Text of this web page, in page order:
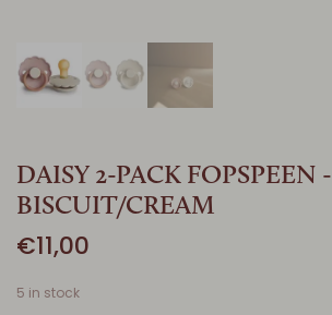
DAISY 2-PACK FOPSPEEN -
BISCUIT/CREAM
€11,00
5 in stock